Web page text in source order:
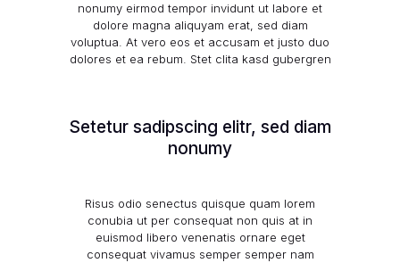
nonumy eirmod tempor invidunt ut labore et
dolore magna aliquyam erat, sed diam
voluptua. At vero eos et accusam et justo duo
dolores et ea rebum. Stet clita kasd gubergren
Setetur sadipscing elitr, sed diam
nonumy
Risus odio senectus quisque quam lorem
conubia ut per consequat non quis at in
euismod libero venenatis ornare eget
consequat vivamus semper semper nam